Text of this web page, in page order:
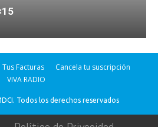
Tus Facturas
Cancela tu suscripción
VIVA RADIO
Todos los derechos reservados